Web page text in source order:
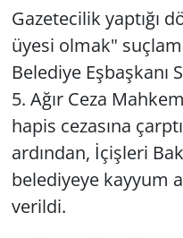
Gazetecilik yaptığı
üyesi olmak"
Belediye Eşbaşkanı
5. Ağır Ceza
hapis cezasına
ardından, İçişleri
belediyeye kayyum
verildi.